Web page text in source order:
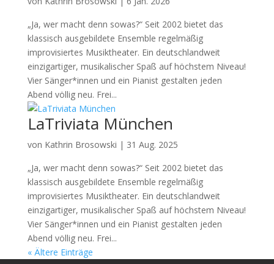
„Ja, wer macht denn sowas?“ Seit 2002 bietet das
klassisch ausgebildete Ensemble regelmäßig
improvisiertes Musiktheater. Ein deutschlandweit
einzigartiger, musikalischer Spaß auf höchstem Niveau!
Vier Sänger*innen und ein Pianist gestalten jeden
Abend völlig neu. Frei...
LaTriviata München
von Kathrin Brosowski | 31 Aug. 2025
„Ja, wer macht denn sowas?“ Seit 2002 bietet das
klassisch ausgebildete Ensemble regelmäßig
improvisiertes Musiktheater. Ein deutschlandweit
einzigartiger, musikalischer Spaß auf höchstem Niveau!
Vier Sänger*innen und ein Pianist gestalten jeden
Abend völlig neu. Frei...
« Ältere Einträge